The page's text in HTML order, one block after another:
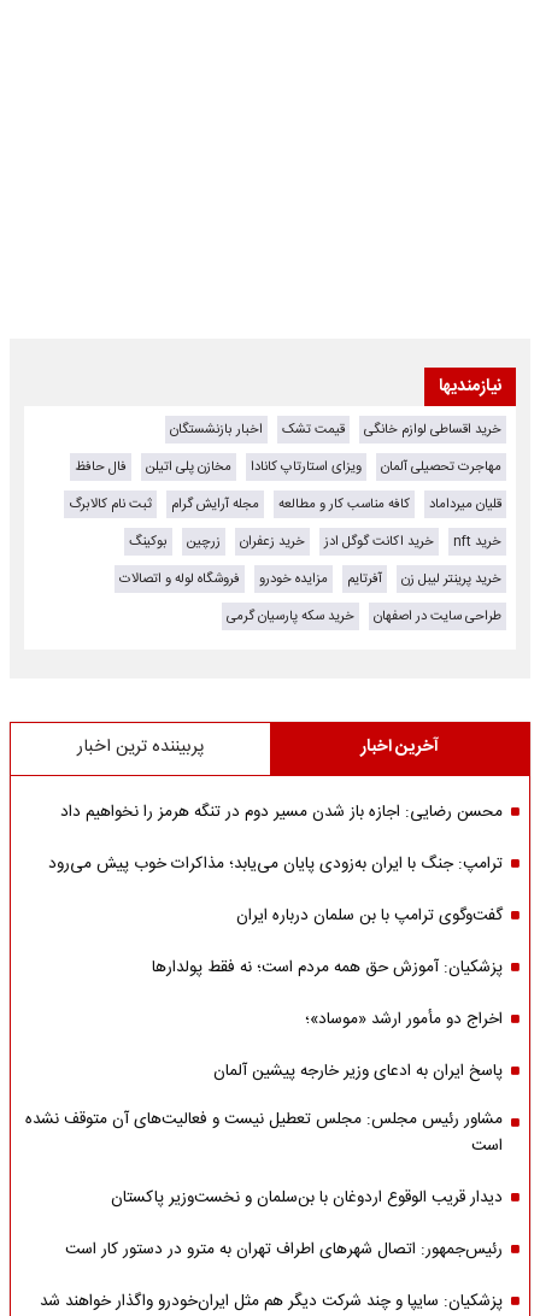
نیازمندیها
خرید اقساطی لوازم خانگی قیمت تشک
اخبار بازنشستگان
مهاجرت تحصیلی آلمان
ویزای استارتاپ کانادا مخازن پلی اتیلن
فال حافظ
قلیان میرداماد
کافه مناسب کار و مطالعه مجله آرایش گرام
ثبت نام کالابرگ
خرید nft
خرید اکانت گوگل ادز خرید زعفران زرچین
بوکینگ
خرید پرینتر لیبل زن
آفرتایم مزایده خودرو
فروشگاه لوله و اتصالات
طراحی سایت در اصفهان
خرید سکه پارسیان گرمی
آخرین اخبار پربیننده ترین اخبار
محسن رضایی: اجازه باز شدن مسیر دوم در تنگه هرمز را نخواهیم داد
ترامپ: جنگ با ایران به‌زودی پایان می‌یابد؛ مذاکرات خوب پیش می‌رود
گفت‌وگوی ترامپ با بن سلمان درباره ایران
پزشکیان: آموزش حق همه مردم است؛ نه فقط پولدارها
اخراج دو مأمور ارشد «موساد»؛
پاسخ ایران به ادعای وزیر خارجه پیشین آلمان
مشاور رئیس مجلس: مجلس تعطیل نیست و فعالیت‌های آن متوقف نشده
است
دیدار قریب الوقوع اردوغان با بن‌سلمان و نخست‌وزیر پاکستان
رئیس‌جمهور: اتصال شهرهای اطراف تهران به مترو در دستور کار است
پزشکیان: سایپا و چند شرکت دیگر هم مثل ایران‌خودرو واگذار خواهند شد